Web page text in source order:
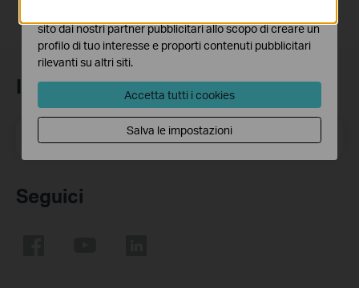
Iscriviti alla newsletter
Iscriviti
Seguici
sito dai nostri partner pubblicitari allo scopo di creare un
profilo di tuo interesse e proporti contenuti pubblicitari
rilevanti su altri siti.
Accetta tutti i cookies
Salva le impostazioni